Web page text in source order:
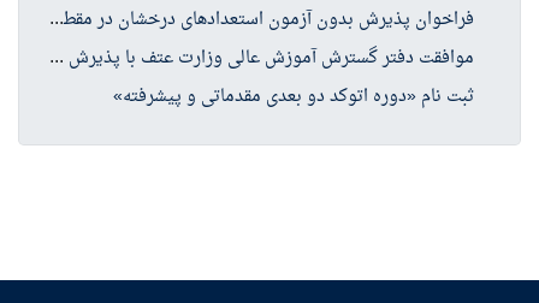
فرا
خوان پذیرش بدون آزمون استعدادهای درخشان در مقطع کارشناسی ارشد سال تحصیلی ۱۴۰۶-۱۴۰۵
موا
فقت دفتر گسترش آموزش عالی وزارت عتف با پذیرش دانشجو در چهار رشته کارشناسی ارشد حوزه علوم انسانی
ثبت نام «دوره اتوکد دو بعدی مقدماتی و پیشرفته»